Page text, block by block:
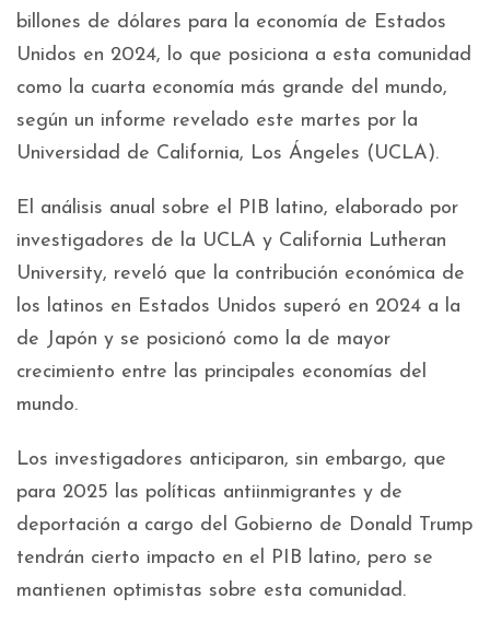
billones de dólares para la economía de Estados
Unidos en 2024, lo que posiciona a esta comunidad
como la cuarta economía más grande del mundo,
según un informe revelado este martes por la
Universidad de California, Los Ángeles (UCLA).
El análisis anual sobre el PIB latino, elaborado por
investigadores de la UCLA y California Lutheran
University, reveló que la contribución económica de
los latinos en Estados Unidos superó en 2024 a la
de Japón y se posicionó como la de mayor
crecimiento entre las principales economías del
mundo.
Los investigadores anticiparon, sin embargo, que
para 2025 las políticas antiinmigrantes y de
deportación a cargo del Gobierno de Donald Trump
tendrán cierto impacto en el PIB latino, pero se
mantienen optimistas sobre esta comunidad.